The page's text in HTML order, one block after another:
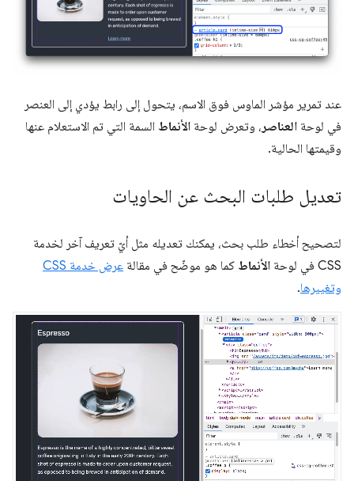
عند تمرير مؤشر الماوس فوق الاسم، يتحول إلى رابط يؤدي إلى العنصر
في لوحة العناصر ، وتعرض لوحة الأنماط السمة التي تم الاستعلام عنها
وقيمتها الحالية.
تعديل طلبات البحث عن الحاويات
لتصحيح أخطاء طلب بحث، يمكنك تعديله مثل أيّ تعريف آخر لخدمة
CSS في لوحة
الأنماط كما هو موضّح في مقالة
عرض خدمة CSS
وتغييرها.